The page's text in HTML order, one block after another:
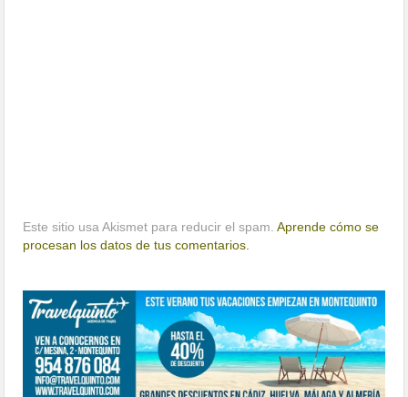
Este sitio usa Akismet para reducir el spam.Aprende cómo se
procesan los datos de tus comentarios.